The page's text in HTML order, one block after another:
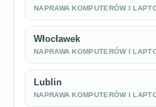
NAPRAWA KOMPUTERÓW I
Włocławek
NAPRAWA KOMPUTERÓW I
Lublin
NAPRAWA KOMPUTERÓW I